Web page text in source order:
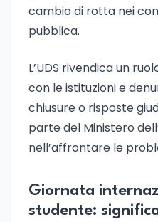
cambio di rotta nei
pubblica.
L’UDS rivendica un
con le istituzioni e
chiusure o risposte
parte del Ministero
nell’affrontare le
Giornata
studente: